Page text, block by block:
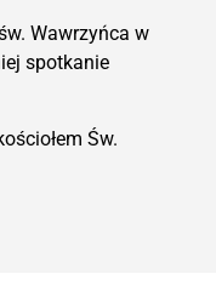
Wawrzyńca w
spotkanie
Św.